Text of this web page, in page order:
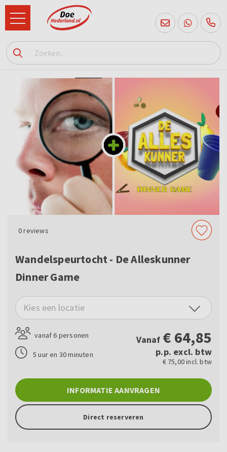
085
760
0reviews
Wandelspeurtocht - De Alleskunner
Dinner Game
Kies een locatie
vanaf 6 personen
5 uur en 30 minuten
Vanaf € 64,85
p.p. excl. btw
€ 75,00 incl. btw
INFORMATIE AANVRAGEN
Direct reserveren